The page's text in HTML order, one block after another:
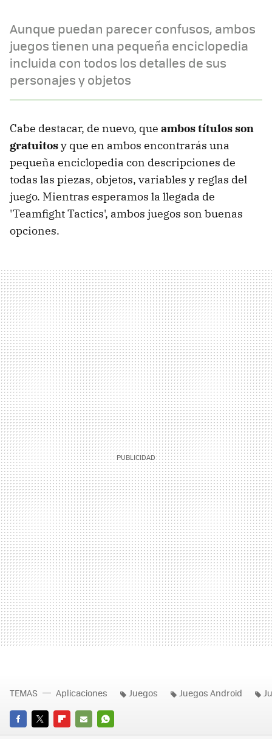
Aunque puedan parecer confusos, ambos
juegos tienen una pequeña enciclopedia
incluida con todos los detalles de sus
personajes y objetos
Cabe destacar, de nuevo, que ambos títulos son
gratuitosy que en ambos encontrarás una
pequeña enciclopedia con descripciones de
todas las piezas, objetos, variables y reglas del
juego. Mientras esperamos la llegada de
'Teamfight Tactics', ambos juegos son buenas
opciones.
FACEBOOK
TWITTERFLIPBOARD
E-
WHATSAPP
TEMAS Aplicaciones Juegos Juegos Android